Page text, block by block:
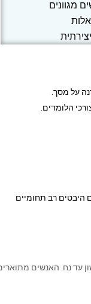
מגוונים
על מסך.
הלומדים.
היבטים רב תחומיים
עד נח. האנשים